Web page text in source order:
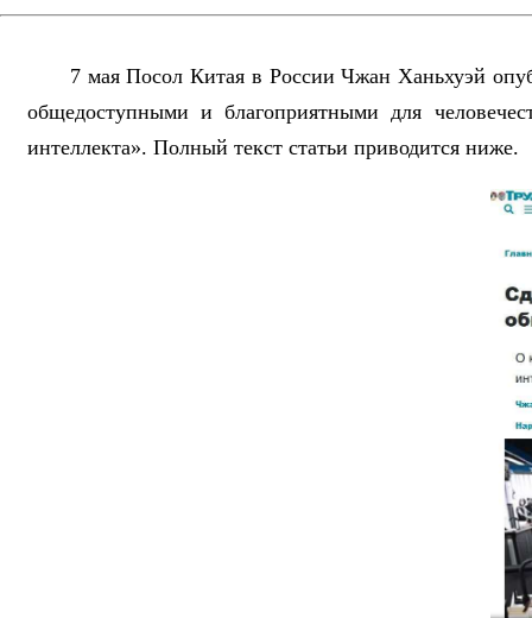
7 мая Посол Китая в России Чжан Ханьхуэй
общедоступными и благоприятными для
интеллекта». Полный текст статьи приводится ниже.